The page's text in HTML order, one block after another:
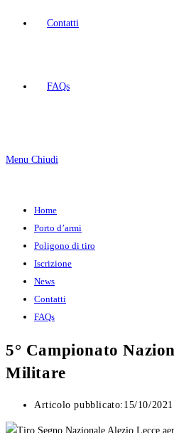
Contatti
FAQs
Menu Chiudi
Home
Porto d’armi
Poligono di tiro
Iscrizione
News
Contatti
FAQs
5° Campionato
Militare
Articolo pubblicato: 15/10/2021